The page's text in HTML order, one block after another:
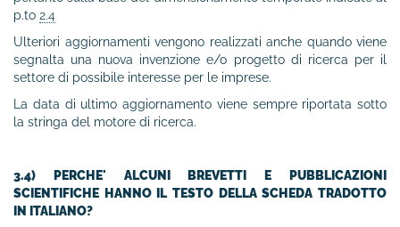
p.to 2.4
Ulteriori aggiornamenti vengono realizzati anche quando viene
segnalta una nuova invenzione e/o progetto di ricerca per il
settore di possibile interesse per le imprese.
La data di ultimo aggiornamento viene sempre riportata sotto
la stringa del motore di ricerca.
3.4) PERCHE' ALCUNI BREVETTI E PUBBLICAZIONI
SCIENTIFICHE HANNO IL TESTO DELLA SCHEDA TRADOTTO
IN ITALIANO?